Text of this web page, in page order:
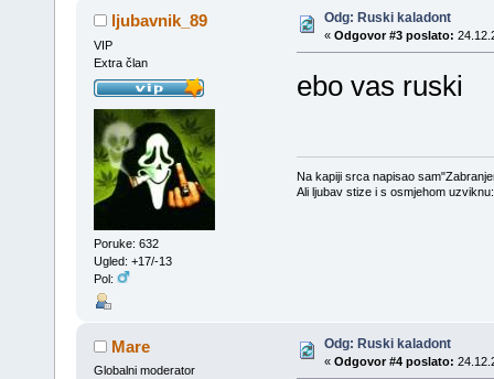
ljubavnik_89
VIP
Extra član
Poruke: 632
Ugled: +17/-13
Pol:
Odg: Ruski kaladont
« Odgovor #3 poslato:
ebo vas ruski
Na kapiji srca napisao
Ali ljubav stize i s osmjehom
Mare
Globalni moderator
Odg: Ruski kaladont
« Odgovor #4 poslato: